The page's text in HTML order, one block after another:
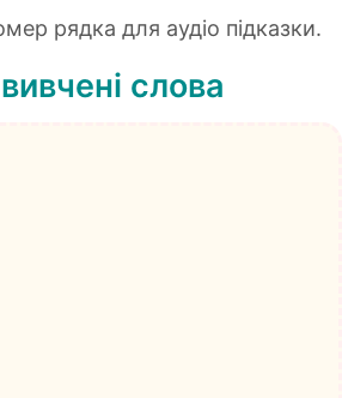
рядка для аудіо підказки.
слова